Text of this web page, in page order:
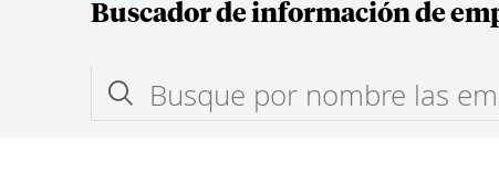
Buscador de información de